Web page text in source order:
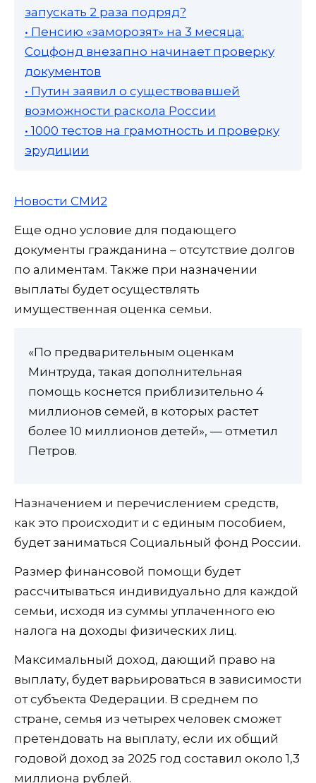
запускать 2 раза подряд?
• Пенсию «заморозят» на 3 месяца:
Соцфонд внезапно начинает проверку
документов
• Путин заявил о существовавшей
возможности раскола России
• 1000 тестов на грамотность и проверку
эрудиции
Новости СМИ2
Еще одно условие для подающего
документы гражданина – отсутствие долгов
по алиментам. Также при назначении
выплаты будет осуществлять
имущественная оценка семьи.
«По предварительным оценкам
Минтруда, такая дополнительная
помощь коснется приблизительно 4
миллионов семей, в которых растет
более 10 миллионов детей», — отметил
Петров.
Назначением и перечислением средств,
как это происходит и с единым пособием,
будет заниматься Социальный фонд России.
Размер финансовой помощи будет
рассчитываться индивидуально для каждой
семьи, исходя из суммы уплаченного ею
налога на доходы физических лиц.
Максимальный доход, дающий право на
выплату, будет варьироваться в зависимости
от субъекта Федерации. В среднем по
стране, семья из четырех человек сможет
претендовать на выплату, если их общий
годовой доход за 2025 год составил около 1,3
миллиона рублей.